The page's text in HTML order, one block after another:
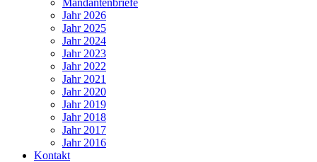
Mandantenbriefe
Jahr 2026
Jahr 2025
Jahr 2024
Jahr 2023
Jahr 2022
Jahr 2021
Jahr 2020
Jahr 2019
Jahr 2018
Jahr 2017
Jahr 2016
Kontakt